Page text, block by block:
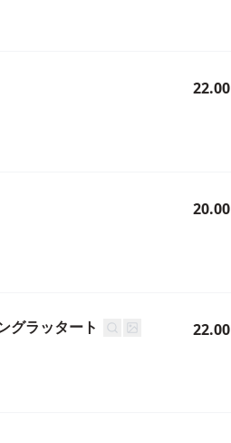
22.00
20.00
グラッタート 22.00